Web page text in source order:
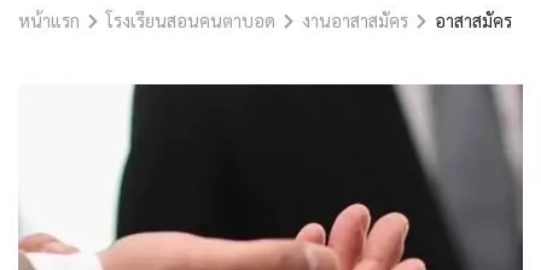
หน้าแรก โรงเรียนสอนคนตาบอด งานอาสาสมัคร อาสาสมัคร